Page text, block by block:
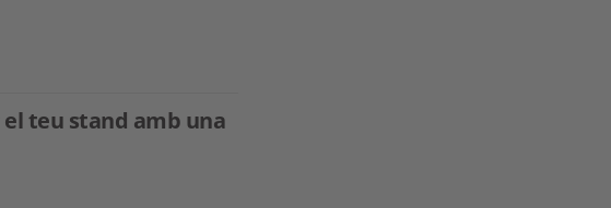
teu stand amb una